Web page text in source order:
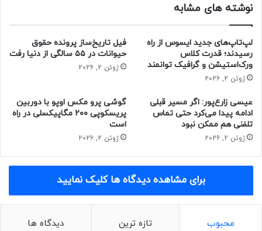
تنظیم ارتفاع برای رشد گیاهان بلندتر مانند سبزیجات برگ‌دار یا
گیاهان کوچک‌تر مانند گل‌ها و سبزی‌های معطر و سیستم آبیاری
خودکار اشاره کرد. در پایه‌ی چراغ، مخزنی ۵٫۶ لیتری قرار دارد که
به‌طور خودکار میزان مناسب آب را برای هر گیاه تأمین می‌کند.
نوشته های مشابه
لپ‌تاپ‌های جدید ایسوس از راه
رسیدند؛ قدرت کلاس
ورک‌استیشن و گرافیک توانمند
ژوئن 2, 2026
فیل تاریخ‌ساز پرونده حقوق
حیوانات در ۵۵ سالگی از دنیا رفت
ژوئن 2, 2026
عیسی زارع‌پور: اگر مسیر قبلی
ادامه پیدا می‌کرد حتی تماس
تلفنی هم ممکن نبود
ژوئن 2, 2026
گوشی پرو مکس اوپو با دوربین
پریسکوپی ۲۰۰ مگاپیکسلی در راه
است
ژوئن 2, 2026
برای مشاهده دیدگاه ها کلیک نمایید
محبوب تازه ترین دیدگاه ها